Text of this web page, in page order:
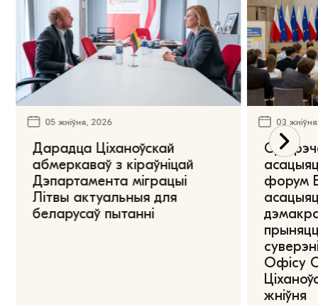
05 жніўня, 2026
Дарадца Ціханоўскай
абмеркаваў з кіраўніцай
Дэпартамента міграцыі
Літвы актуальныя для
беларусаў пытанні
03
форум
Офісу
жніўня